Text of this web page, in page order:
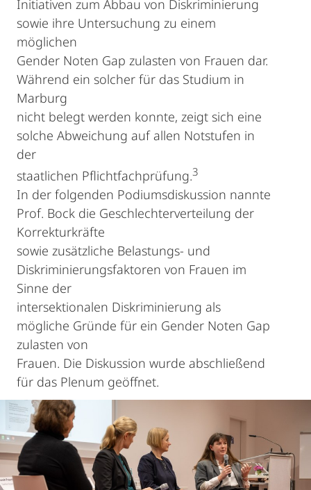
Initiativen zum Abbau von Diskriminierung
sowie ihre Untersuchung zu einem
möglichen
Gender Noten Gap zulasten von Frauen dar.
Während ein solcher für das Studium in
Marburg
nicht belegt werden konnte, zeigt sich eine
solche Abweichung auf allen Notstufen in
der
staatlichen Pflichtfachprüfung.3
In der folgenden Podiumsdiskussion nannte
Prof. Bock die Geschlechterverteilung der
Korrekturkräfte
sowie zusätzliche Belastungs- und
Diskriminierungsfaktoren von Frauen im
Sinne der
intersektionalen Diskriminierung als
mögliche Gründe für ein Gender Noten Gap
zulasten von
Frauen. Die Diskussion wurde abschließend
für das Plenum geöffnet.